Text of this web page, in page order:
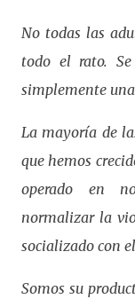
No todas las
todo el rato.
simplemente
La mayoría de
que hemos
operado en
normalizar la
socializado con
Somos su